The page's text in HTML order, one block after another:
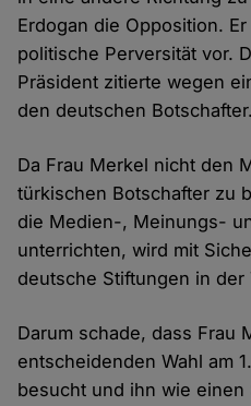
Erdogan die Opposition.
politische Perversität vor.
Präsident zitierte wegen
den deutschen Botschafter.
Da Frau Merkel nicht den
türkischen Botschafter zu
die Medien-, Meinungs-
unterrichten, wird mit
deutsche Stiftungen in der
Darum schade, dass Frau
entscheidenden Wahl am
besucht und ihn wie einen